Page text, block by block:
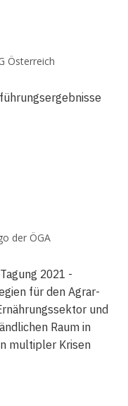
2021 -
für den Agrar-
und
Raum in
multipler Krisen